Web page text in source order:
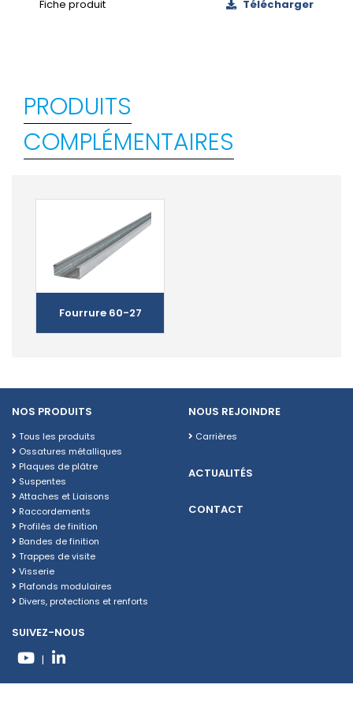
Fiche produit Télécharger
PRODUITS
COMPLÉMENTAIRES
Fourrure 60-27
NOS PRODUITS
Tous les produits
Ossatures métalliques
Plaques de plâtre
Suspentes
Attaches et Liaisons
Raccordements
Profilés de finition
Bandes de finition
Trappes de visite
Visserie
Plafonds modulaires
Divers, protections et renforts
NOUS REJOINDRE
Carrières
ACTUALITÉS
CONTACT
SUIVEZ-NOUS
|